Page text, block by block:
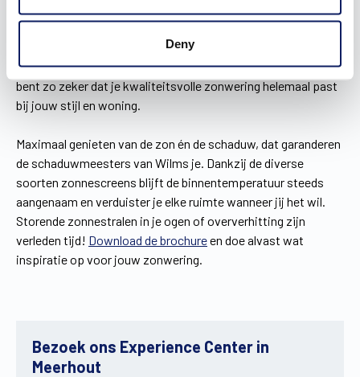
Deny
zodat je een harmonieus geheel bekomt. Er zijn tot slot nog
verscheidene kasttypes en een groot aanbod kleuren voor
zowel de geleiders als de kast. Dankzij onze eigen lakkerijen
worden alle onderdelen gelakt in een kleur van jouw keuze. Je
bent zo zeker dat je kwaliteitsvolle zonwering helemaal past
bij jouw stijl en woning.
Maximaal genieten van de zon én de schaduw, dat garanderen
de schaduwmeesters van Wilms je. Dankzij de diverse
soorten zonnescreens blijft de binnentemperatuur steeds
aangenaam en verduister je elke ruimte wanneer jij het wil.
Storende zonnestralen in je ogen of oververhitting zijn
verleden tijd! Download de brochureen doe alvast wat
inspiratie op voor jouw zonwering.
Bezoek ons Experience Center in
Meerhout